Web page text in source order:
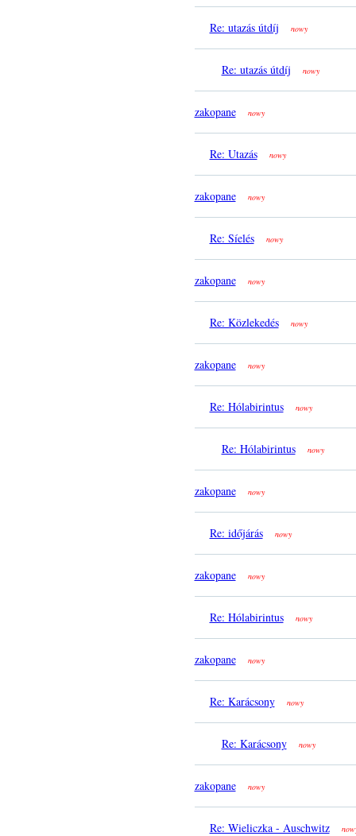
Re: utazás útdíj nowy
Re: utazás útdíj nowy
zakopane nowy
Re: Utazás nowy
zakopane nowy
Re: Síelés nowy
zakopane nowy
Re: Közlekedés nowy
zakopane nowy
Re: Hólabirintus nowy
Re: Hólabirintus nowy
zakopane nowy
Re: időjárás nowy
zakopane nowy
Re: Hólabirintus nowy
zakopane nowy
Re: Karácsony nowy
Re: Karácsony nowy
zakopane nowy
Re: Wieliczka - Auschwitz